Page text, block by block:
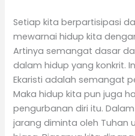
Setiap kita berpartisipasi
mewarnai hidup kita
Artinya semangat dasar
dalam hidup yang konkrit.
Ekaristi adalah semangat
Maka hidup kita pun juga
pengurbanan diri itu.
jarang diminta oleh Tuhan